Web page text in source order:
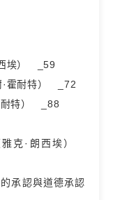
埃） _59
·霍耐特） _72
耐特） _88
雅克·朗西埃）
承認與道德承認